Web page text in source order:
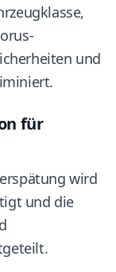
und
für
wird
und die